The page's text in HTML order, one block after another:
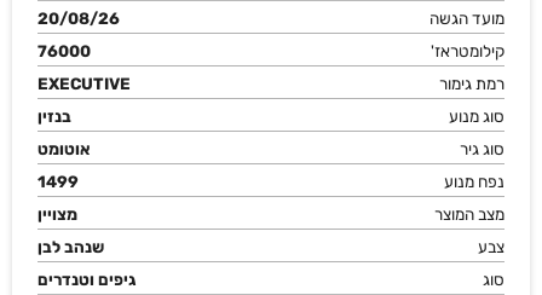
מועד הגשה
20/08/26
קילומטראז'
76000
רמת גימור
EXECUTIVE
סוג מנוע
בנזין
סוג גיר
אוטומט
נפח מנוע
1499
מצב המוצר
מצויין
צבע
שנהב לבן
סוג
גיפים וטנדרים